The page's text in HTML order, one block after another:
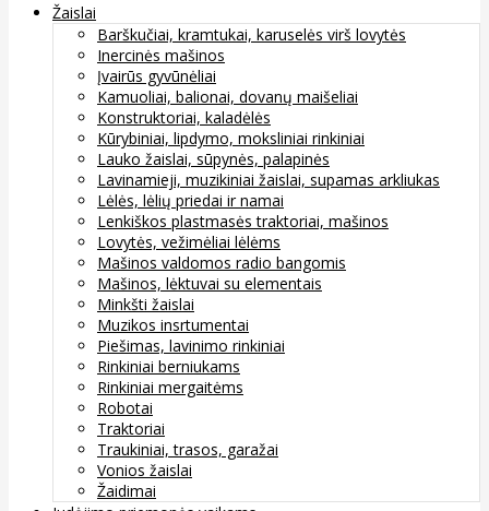
Žaislai
Barškučiai, kramtukai, karuselės virš lovytės
Inercinės mašinos
Įvairūs gyvūnėliai
Kamuoliai, balionai, dovanų maišeliai
Konstruktoriai, kaladėlės
Kūrybiniai, lipdymo, moksliniai rinkiniai
Lauko žaislai, sūpynės, palapinės
Lavinamieji, muzikiniai žaislai, supamas arkliukas
Lėlės, lėlių priedai ir namai
Lenkiškos plastmasės traktoriai, mašinos
Lovytės, vežimėliai lėlėms
Mašinos valdomos radio bangomis
Mašinos, lėktuvai su elementais
Minkšti žaislai
Muzikos insrtumentai
Piešimas, lavinimo rinkiniai
Rinkiniai berniukams
Rinkiniai mergaitėms
Robotai
Traktoriai
Traukiniai, trasos, garažai
Vonios žaislai
Žaidimai